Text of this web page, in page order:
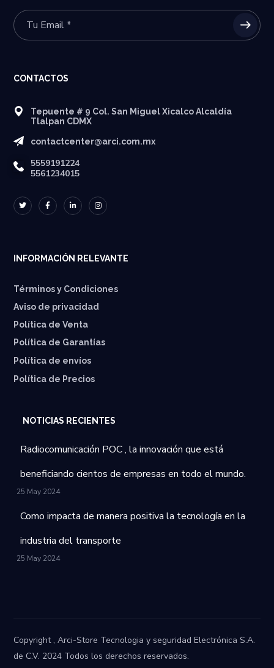
CONTACTOS
Tepuente # 9 Col. San Miguel Xicalco Alcaldía
Tlalpan CDMX
contactcenter@arci.com.mx
5559191224
5561234015
INFORMACIÓN RELEVANTE
Términos y Condiciones
Aviso de privacidad
Política de Venta
Política de Garantías
⁠Política de envíos
Política de Precios
NOTICIAS RECIENTES
Radiocomunicación POC , la innovación que está
beneficiando cientos de empresas en todo el mundo.
25 May 2024
Como impacta de manera positiva la tecnología en la
industria del transporte
25 May 2024
Copyright , Arci-Store Tecnologia y seguridad Electrónica S.A.
de C.V. 2024 Todos los derechos reservados.